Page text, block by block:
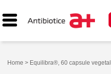
Home > Equilibra®, 60 capsule